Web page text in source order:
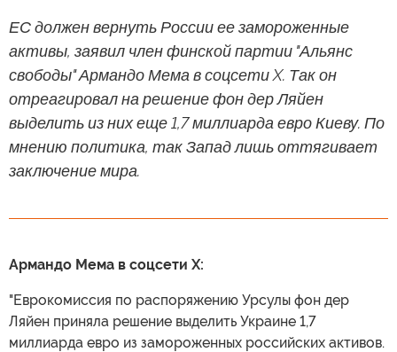
ЕС должен вернуть России ее замороженные
активы, заявил член финской партии "Альянс
свободы" Армандо Мема в соцсети X. Так он
отреагировал на решение фон дер Ляйен
выделить из них еще 1,7 миллиарда евро Киеву. По
мнению политика, так Запад лишь оттягивает
заключение мира.
Армандо Мема в соцсети X:
"Еврокомиссия по распоряжению Урсулы фон дер
Ляйен приняла решение выделить Украине 1,7
миллиарда евро из замороженных российских активов.